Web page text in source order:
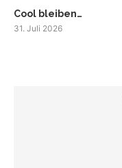
Cool bleiben…
31. Juli 2026